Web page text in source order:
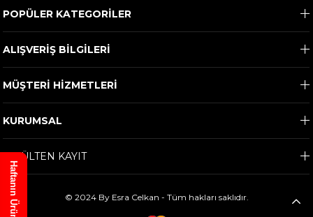
POPÜLER KATEGORİLER
ALIŞVERİŞ BİLGİLERİ
MÜŞTERİ HİZMETLERİ
KURUMSAL
E-BÜLTEN KAYIT
© 2024 By Esra Celkan - Tüm hakları saklıdır.
Haftanın Ürünü